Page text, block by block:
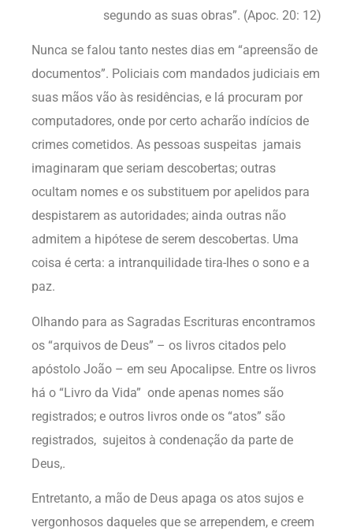
segundo as suas obras”. (Apoc. 20: 12)
Nunca se falou tanto nestes dias em “apreensão de
documentos”. Policiais com mandados judiciais em
suas mãos vão às residências, e lá procuram por
computadores, onde por certo acharão indícios de
crimes cometidos. As pessoas suspeitas jamais
imaginaram que seriam descobertas; outras
ocultam nomes e os substituem por apelidos para
despistarem as autoridades; ainda outras não
admitem a hipótese de serem descobertas. Uma
coisa é certa: a intranquilidade tira-lhes o sono e a
paz.
Olhando para as Sagradas Escrituras encontramos
os “arquivos de Deus” – os livros citados pelo
apóstolo João – em seu Apocalipse. Entre os livros
há o “Livro da Vida” onde apenas nomes são
registrados; e outros livros onde os “atos” são
registrados, sujeitos à condenação da parte de
Deus,.
Entretanto, a mão de Deus apaga os atos sujos e
vergonhosos daqueles que se arrependem, e creem